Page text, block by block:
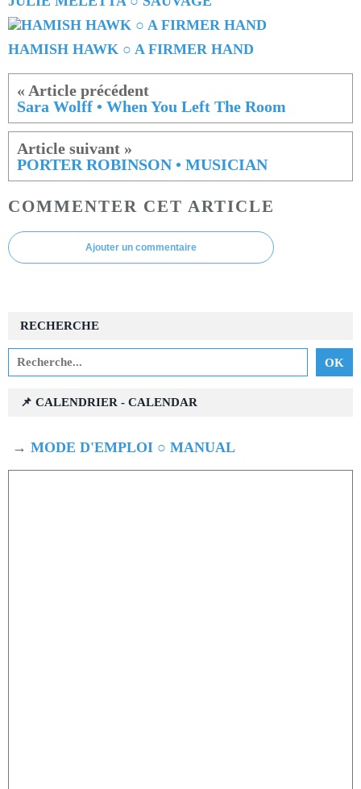
HAMISH HAWK ○ A FIRMER HAND
Sara Wolff • When You Left The Room
PORTER ROBINSON • MUSICIAN
COMMENTER CET ARTICLE
Ajouter un commentaire
RECHERCHE
📌 CALENDRIER - CALENDAR
→ MODE D'EMPLOI ○ MANUAL